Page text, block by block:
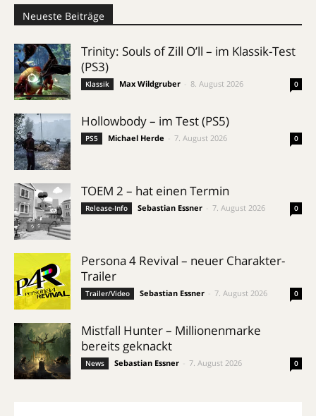
Neueste Beiträge
Trinity: Souls of Zill O’ll – im Klassik-Test
(PS3)
Klassik Max Wildgruber 8. August 2026 0
Hollowbody – im Test (PS5)
PS5 Michael Herde 7. August 2026 0
TOEM 2 – hat einen Termin
Release-Info Sebastian Essner 7. August 2026 0
Persona 4 Revival – neuer Charakter-
Trailer
Trailer/Video Sebastian Essner 7. August 2026 0
Mistfall Hunter – Millionenmarke
bereits geknackt
News Sebastian Essner 7. August 2026 0